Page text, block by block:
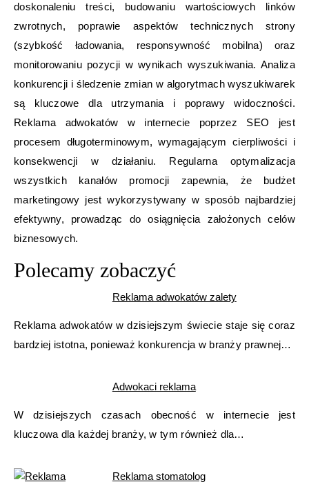
doskonaleniu treści, budowaniu wartościowych linków
zwrotnych, poprawie aspektów technicznych strony
(szybkość ładowania, responsywność mobilna) oraz
monitorowaniu pozycji w wynikach wyszukiwania. Analiza
konkurencji i śledzenie zmian w algorytmach wyszukiwarek
są kluczowe dla utrzymania i poprawy widoczności.
Reklama adwokatów w internecie poprzez SEO jest
procesem długoterminowym, wymagającym cierpliwości i
konsekwencji w działaniu. Regularna optymalizacja
wszystkich kanałów promocji zapewnia, że budżet
marketingowy jest wykorzystywany w sposób najbardziej
efektywny, prowadząc do osiągnięcia założonych celów
biznesowych.
Polecamy zobaczyć
Reklama adwokatów zalety
Reklama adwokatów w dzisiejszym świecie staje się coraz
bardziej istotna, ponieważ konkurencja w branży prawnej…
Adwokaci reklama
W dzisiejszych czasach obecność w internecie jest
kluczowa dla każdej branży, w tym również dla…
Reklama stomatolog